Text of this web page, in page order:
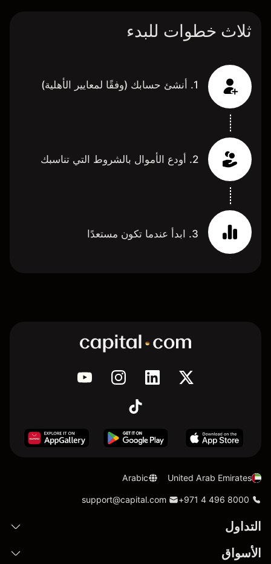
ثلاث خطوات للبدء
1. أنشئ حسابك (وفقًا لمعايير الأهلية)
2. أودع الأموال بالشروط التي تناسبك
3. ابدأ عندما تكون مستعدًا
United Arab Emirates
Arabic
+971 4 496 8000
support@capital.com
التداول
الأسواق